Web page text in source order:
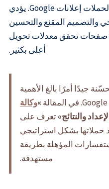
مقصودة مصممة بشكل مثالي لحملات إعلانات Google. يؤدي
والتصميم المقنع والتحسين
صفحات تحقق معدلات تحويل
أعلى بكثير.
جيدًا أمرًا بالغ الأهمية
»وكالة
والنتائج»تعرف على
حملاتها بشكل استراتيجي
المؤهلة بطريقة
مستهدفة.